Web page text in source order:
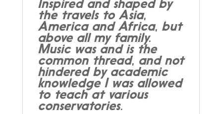
Inspired and shaped by
the travels to Asia,
America and Africa, but
above all my family.
Music was and is the
common thread, and not
hindered by academic
knowledge I was allowed
to teach at various
conservatories.